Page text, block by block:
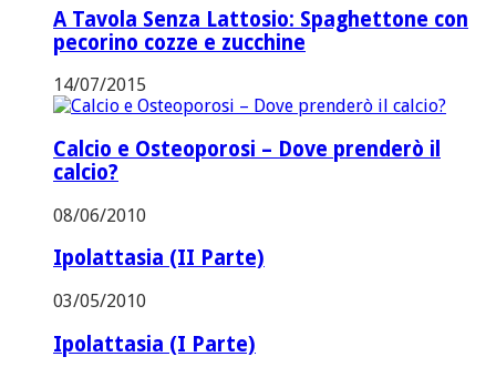
A Tavola Senza Lattosio: Spaghettone con
pecorino cozze e zucchine
14/07/2015
Calcio e Osteoporosi – Dove prenderò il
calcio?
08/06/2010
Ipolattasia (II Parte)
03/05/2010
Ipolattasia (I Parte)